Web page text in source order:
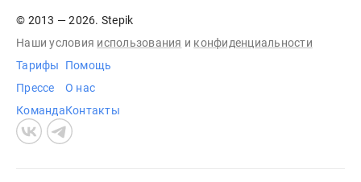
© 2013 — 2026. Stepik
Наши условия использования и конфиденциальности
Тарифы
Прессе
Команда
Помощь
О нас
Контакты